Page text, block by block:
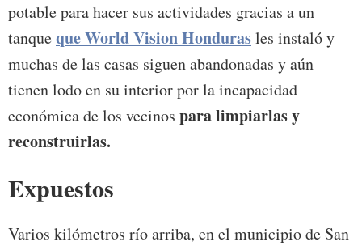
potable para hacer sus actividades gracias a un
tanqueque World Vision Hondurasles instaló y
muchas de las casas siguen abandonadas y aún
tienen lodo en su interior por la incapacidad
económica de los vecinos para limpiarlas y
reconstruirlas.
Expuestos
Varios kilómetros río arriba, en el municipio de San